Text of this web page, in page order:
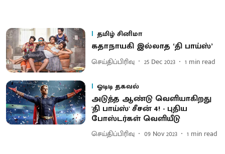
தமிழ் சினிமா
கதாநாயகி இல்லாத ‘தி பாய்ஸ்’
செய்திப்பிரிவு 25 Dec 2023 1 min read
ஓடிடி தகவல்
அடுத்த ஆண்டு வெளியாகிறது
'தி பாய்ஸ்' சீசன் 4! - புதிய
போஸ்டர்கள் வெளியீடு
செய்திப்பிரிவு 09 Nov 2023 1 min read